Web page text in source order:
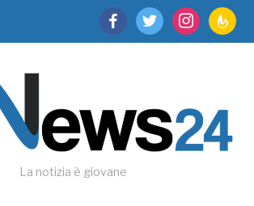
facebooktwitter instagram
La notizia è giovane